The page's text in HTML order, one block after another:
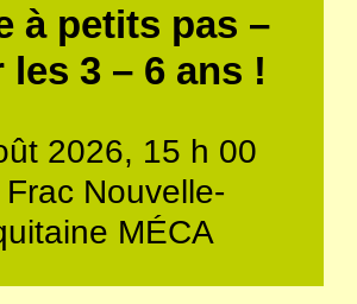
à petits pas –
les 3 – 6 ans !
2026, 15 h 00
Nouvelle-
MÉCA